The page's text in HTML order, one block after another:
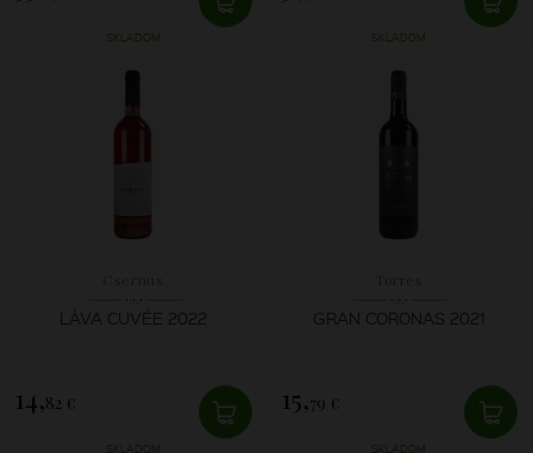
SKLADOM SKLADOM
LÁVA CUVÉE 2022
14,82 €
SKLADOM
GRAN CORONAS 2021
15,79 €
SKLADOM